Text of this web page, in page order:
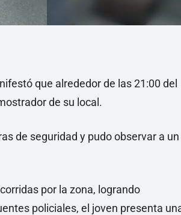
que alrededor de las 21:00 del
de su local.
de seguridad y pudo observar a un
por la zona, logrando
policiales, el joven presenta